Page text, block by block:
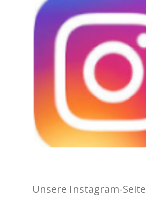
Unsere Instagram-Seite